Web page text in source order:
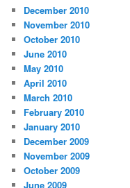
December 2010
November 2010
October 2010
June 2010
May 2010
April 2010
March 2010
February 2010
January 2010
December 2009
November 2009
October 2009
June 2009